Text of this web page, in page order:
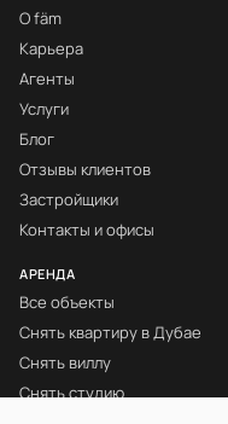
О fäm
Карьера
Агенты
Услуги
Блог
Отзывы клиентов
Застройщики
Контакты и офисы
АРЕНДА
Все объекты
Снять квартиру в Дубае
Снять виллу
Снять студию